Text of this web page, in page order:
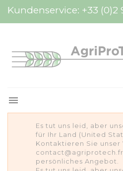
Kundenservice: +33 (0)2

Es tut uns leid, aber
für Ihr Land (United
Kontaktieren Sie
persönliches Angebot.
Cookie-Einstellungen